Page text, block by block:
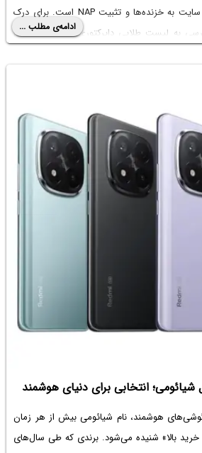
سریع‌ترین راه برای معرفی سایت به خزنده‌ها و تثبیت NAP است. برای درک
به لیست طلایی دایرکتوری‌ها، تا انتهای این
ادامه‌ی مطلب ...
انتخابی برای دنیای هوشمند
گوشی‌های هوشمند، نام شیائومی بیش از هر زمان
خرید بالا» شنیده می‌شود. برندی که طی سال‌های